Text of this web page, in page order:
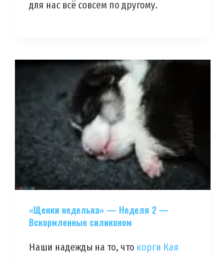
для нас всё совсем по другому.
«Щенки неделька» — Неделя 2 —
Вскормленные силиконом
Наши надежды на то, что корги Кая